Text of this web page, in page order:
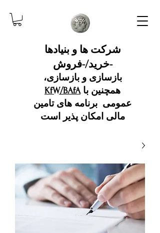
شرکت ها و بنیادها
-خرید/-فروش
بازسازی و بازسازی،
همچنین با KfW/BAfA
عمومی برنامه های تامین
مالی امکان پذیر است